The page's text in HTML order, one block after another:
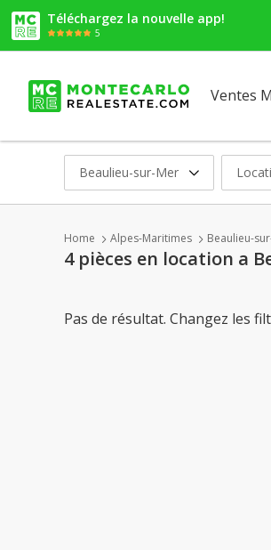
Téléchargez la nouvelle app!
5
Ventes
Beaulieu-sur-Mer
Home Alpes-Maritimes Beaulieu-
4 pièces en location a
Pas de résultat. Changez les